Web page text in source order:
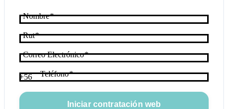
Nombre
Rut
Correo Electrónico
Teléfono
+56
Iniciar contratación web